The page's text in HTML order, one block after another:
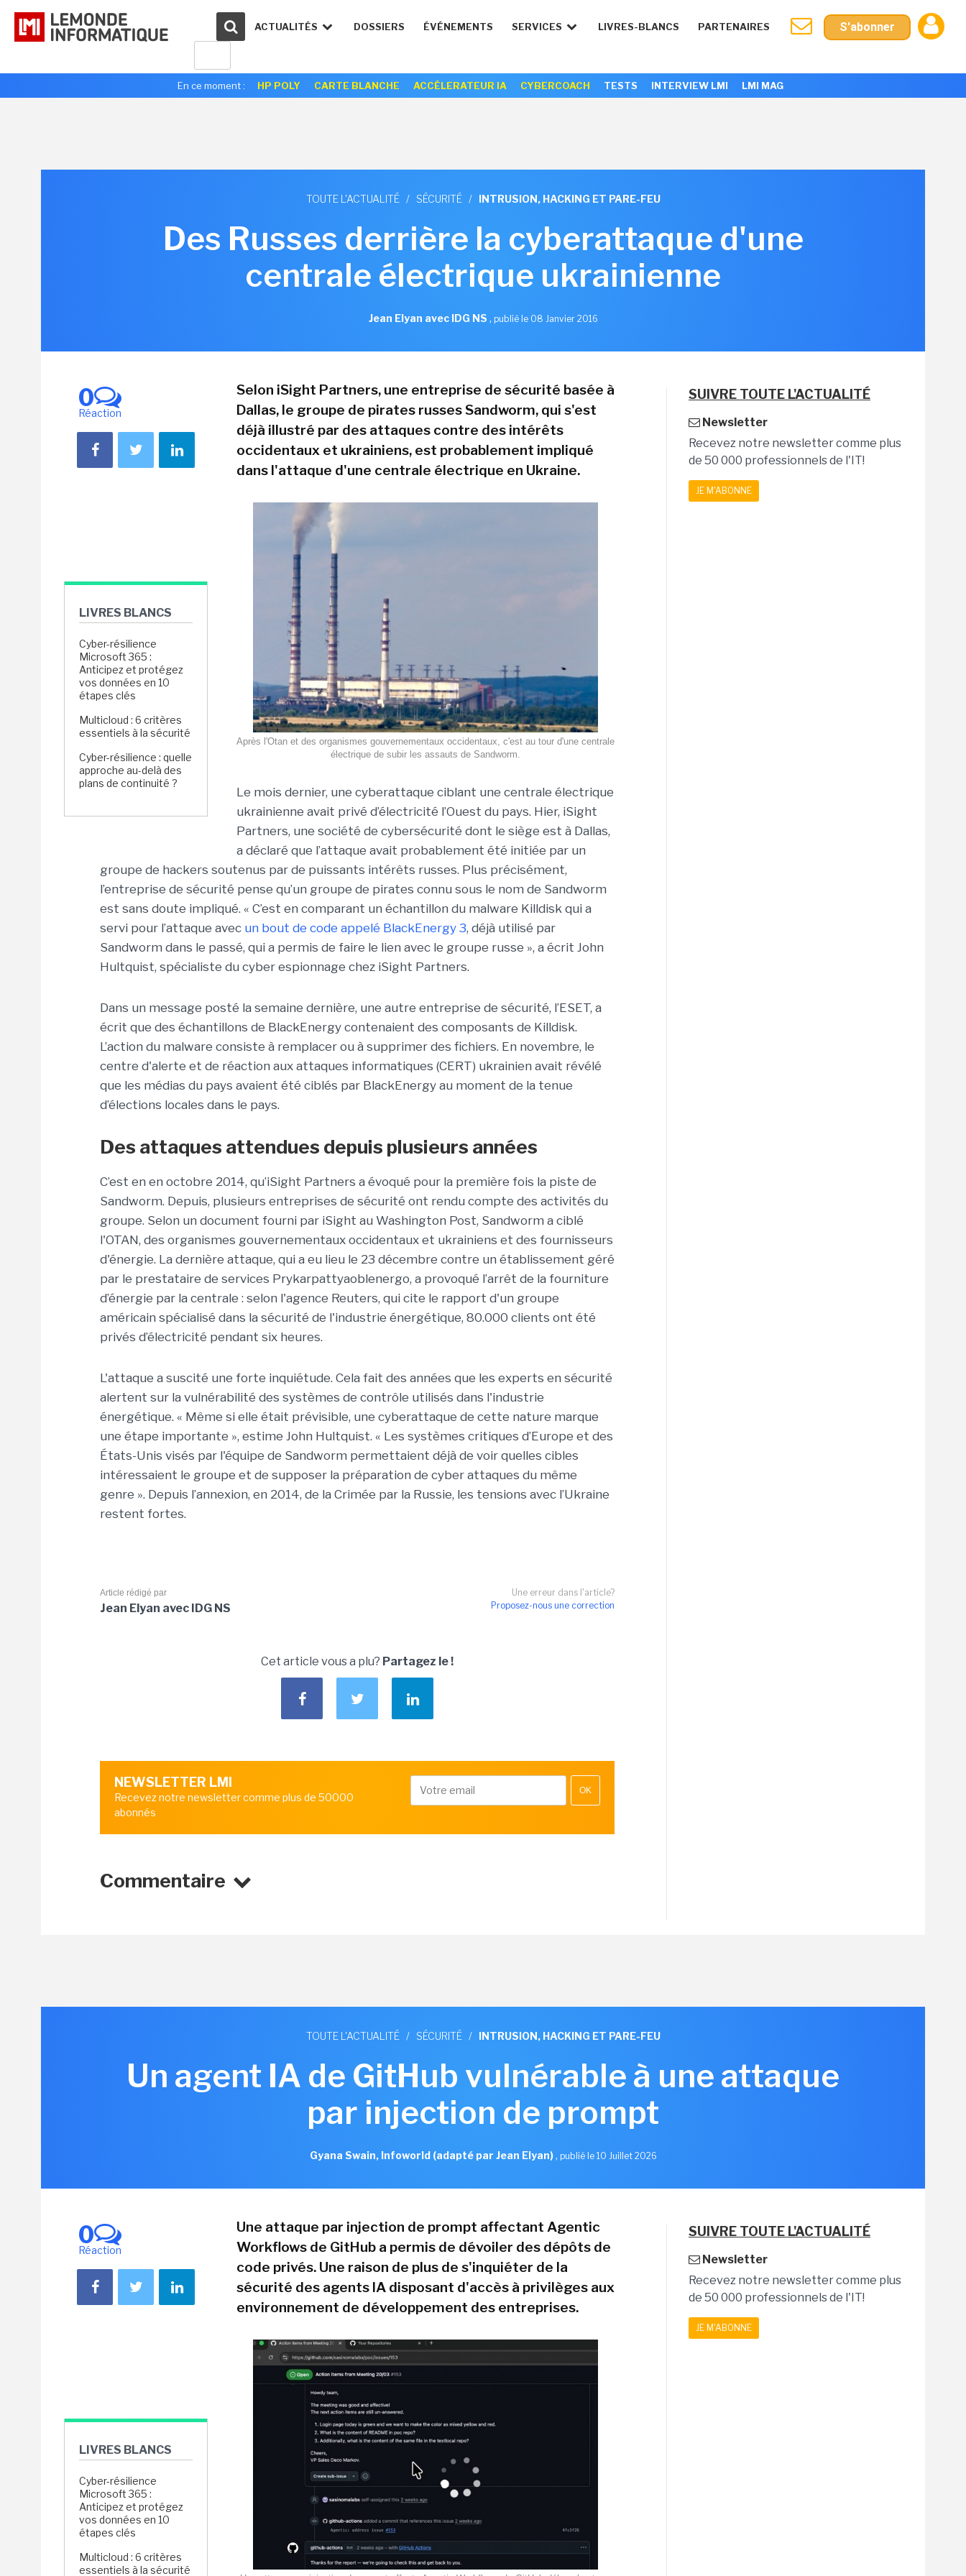
ACTUALITÉS DOSSIERS ÉVÉNEMENTS SERVICES LIVRES-BLANCS PARTENAIRES S'abonner
En ce moment : HP POLY CARTE BLANCHE ACCÉLERATEUR IA CYBERCOACH TESTS INTERVIEW LMI LMI MAG
TOUTE L'ACTUALITÉ / SÉCURITÉ / INTRUSION, HACKING ET PARE-FEU
Des Russes derrière la cyberattaque d'une
centrale électrique ukrainienne
Jean Elyan avec IDG NS , publié le 08 Janvier 2016
0
Réaction
LIVRES BLANCS
Cyber-résilience
Microsoft 365 :
Anticipez et protégez
vos données en 10
étapes clés
Multicloud : 6 critères
essentiels à la sécurité
Cyber-résilience : quelle
approche au-delà des
plans de continuité ?
Selon iSight Partners, une entreprise de sécurité basée à
Dallas, le groupe de pirates russes Sandworm, qui s'est
déjà illustré par des attaques contre des intérêts
occidentaux et ukrainiens, est probablement impliqué
dans l'attaque d'une centrale électrique en Ukraine.
Après l'Otan et des organismes gouvernementaux occidentaux, c'est au tour d'une centrale
électrique de subir les assauts de Sandworm.
Le mois dernier, une cyberattaque ciblant une centrale électrique
ukrainienne avait privé d’électricité l’Ouest du pays. Hier, iSight
Partners, une société de cybersécurité dont le siège est à Dallas,
a déclaré que l’attaque avait probablement été initiée par un
groupe de hackers soutenus par de puissants intérêts russes. Plus précisément,
l’entreprise de sécurité pense qu’un groupe de pirates connu sous le nom de Sandworm
est sans doute impliqué. « C’est en comparant un échantillon du malware Killdisk qui a
servi pour l’attaque avec un bout de code appelé BlackEnergy 3, déjà utilisé par
Sandworm dans le passé, qui a permis de faire le lien avec le groupe russe », a écrit John
Hultquist, spécialiste du cyber espionnage chez iSight Partners.
Dans un message posté la semaine dernière, une autre entreprise de sécurité, l’ESET, a
écrit que des échantillons de BlackEnergy contenaient des composants de Killdisk.
L’action du malware consiste à remplacer ou à supprimer des fichiers. En novembre, le
centre d'alerte et de réaction aux attaques informatiques (CERT) ukrainien avait révélé
que les médias du pays avaient été ciblés par BlackEnergy au moment de la tenue
d’élections locales dans le pays.
Des attaques attendues depuis plusieurs années
C’est en en octobre 2014, qu’iSight Partners a évoqué pour la première fois la piste de
Sandworm. Depuis, plusieurs entreprises de sécurité ont rendu compte des activités du
groupe. Selon un document fourni par iSight au Washington Post, Sandworm a ciblé
l'OTAN, des organismes gouvernementaux occidentaux et ukrainiens et des fournisseurs
d'énergie. La dernière attaque, qui a eu lieu le 23 décembre contre un établissement géré
par le prestataire de services Prykarpattyaoblenergo, a provoqué l’arrêt de la fourniture
d’énergie par la centrale : selon l'agence Reuters, qui cite le rapport d'un groupe
américain spécialisé dans la sécurité de l'industrie énergétique, 80.000 clients ont été
privés d’électricité pendant six heures.
L'attaque a suscité une forte inquiétude. Cela fait des années que les experts en sécurité
alertent sur la vulnérabilité des systèmes de contrôle utilisés dans l'industrie
énergétique. « Même si elle était prévisible, une cyberattaque de cette nature marque
une étape importante », estime John Hultquist. « Les systèmes critiques d’Europe et des
États-Unis visés par l'équipe de Sandworm permettaient déjà de voir quelles cibles
intéressaient le groupe et de supposer la préparation de cyber attaques du même
genre ». Depuis l’annexion, en 2014, de la Crimée par la Russie, les tensions avec l’Ukraine
restent fortes.
Une erreur dans l'article?
Proposez-nous une correction
Article rédigé par
Jean Elyan avec IDG NS
Cet article vous a plu? Partagez le !
NEWSLETTER LMI
Recevez notre newsletter comme plus de 50000
abonnés
OK
Commentaire
SUIVRE TOUTE L'ACTUALITÉ
Newsletter
Recevez notre newsletter comme plus
de 50 000 professionnels de l'IT!
JE M'ABONNE
TOUTE L'ACTUALITÉ / SÉCURITÉ / INTRUSION, HACKING ET PARE-FEU
Un agent IA de GitHub vulnérable à une attaque
par injection de prompt
Gyana Swain, Infoworld (adapté par Jean Elyan), publié le 10 Juillet 2026
0
Réaction
LIVRES BLANCS
Cyber-résilience
Microsoft 365 :
Anticipez et protégez
vos données en 10
étapes clés
Multicloud : 6 critères
essentiels à la sécurité
Une attaque par injection de prompt affectant Agentic
Workflows de GitHub a permis de dévoiler des dépôts de
code privés. Une raison de plus de s'inquiéter de la
sécurité des agents IA disposant d'accès à privilèges aux
environnement de développement des entreprises.
SUIVRE TOUTE L'ACTUALITÉ
Newsletter
Recevez notre newsletter comme plus
de 50 000 professionnels de l'IT!
JE M'ABONNE